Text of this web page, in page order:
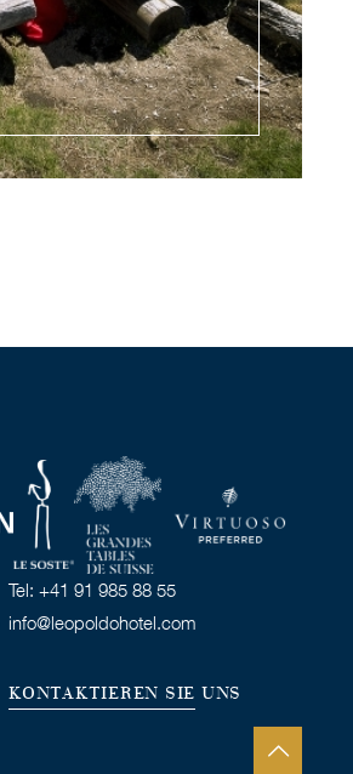
Tel: +41 91 985 88 55
info@leopoldohotel.com
KONTAKTIEREN SIE UNS